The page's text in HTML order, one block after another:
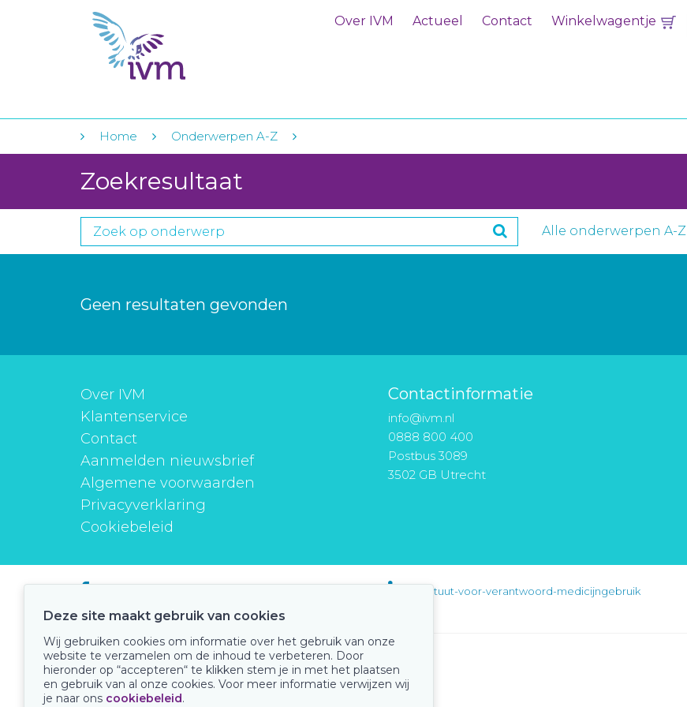
Over IVM Actueel Contact Winkelwagentje
Home Onderwerpen A-Z
Zoekresultaat
Alle onderwerpen A-Z
Geen resultaten gevonden
Over IVM
Klantenservice
Contact
Aanmelden nieuwsbrief
Algemene voorwaarden
Privacyverklaring
Cookiebeleid
Contactinformatie
info@ivm.nl
0888 800 400
Postbus 3089
3502 GB Utrecht
instituut-voor-verantwoord-medicijngebruik
Onze keurmerken
Deze site maakt gebruik van cookies
Wij gebruiken cookies om informatie over het gebruik van onze
website te verzamelen om de inhoud te verbeteren. Door
hieronder op “accepteren“ te klikken stem je in met het plaatsen
en gebruik van al onze cookies. Voor meer informatie verwijzen wij
je naar ons cookiebeleid.